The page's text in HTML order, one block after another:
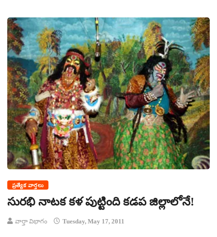
ప్రత్యేక వార్తలు
సురభి నాటక కళ పుట్టింది కడప జిల్లాలోనే!
వార్తా విభాగం Tuesday, May 17, 2011